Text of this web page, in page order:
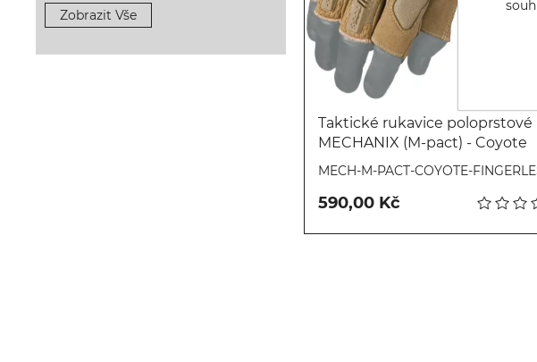
Zobrazit Vše
Taktické rukavice poloprstové
MECHANIX (M-pact) - Coyote
MECH-M-PACT-COYOTE-
590,00 Kč